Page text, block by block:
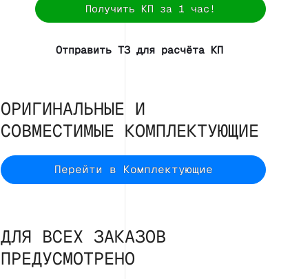
Получить КП за 1 час!
Отправить ТЗ для расчёта КП
ОРИГИНАЛЬНЫЕ И
СОВМЕСТИМЫЕ КОМПЛЕКТУЮЩИЕ
Перейти в Комплектующие
ДЛЯ ВСЕХ ЗАКАЗОВ
ПРЕДУСМОТРЕНО